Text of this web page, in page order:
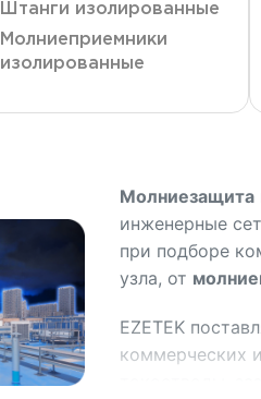
Штанги изолированные
Молниеприемники
изолированные
Молниезащита
инженерные
при подборе
узла, от
EZETEK
коммерческих